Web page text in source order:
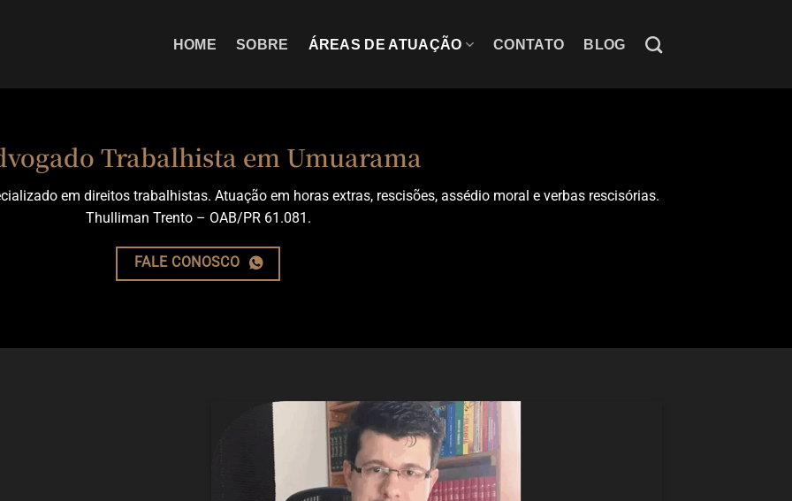
HOME SOBRE ÁREAS DE ATUAÇÃO CONTATO BLOG
Trabalhista em Umuarama
em direitos trabalhistas. Atuação em horas extras, rescisões, assédio moral e verbas rescisórias.
Thulliman Trento – OAB/PR 61.081.
FALE CONOSCO